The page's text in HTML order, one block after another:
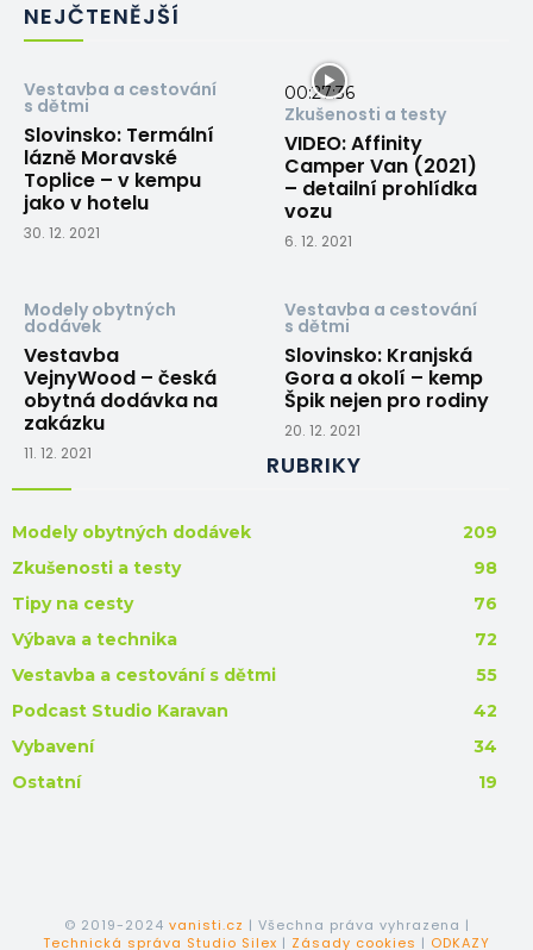
NEJČTENĚJŠÍ
Vestavba a cestování
s dětmi
Slovinsko: Termální
lázně Moravské
Toplice – v kempu
jako v hotelu
30. 12. 2021
00:27:36
Zkušenosti a testy
VIDEO: Affinity
Camper Van (2021)
– detailní prohlídka
vozu
6. 12. 2021
Modely obytných
dodávek
Vestavba
VejnyWood – česká
obytná dodávka na
zakázku
11. 12. 2021
Vestavba a cestování
s dětmi
Slovinsko: Kranjská
Gora a okolí – kemp
Špik nejen pro rodiny
20. 12. 2021
RUBRIKY
Modely obytných dodávek
209
Zkušenosti a testy
98
Tipy na cesty
76
Výbava a technika
72
Vestavba a cestování s dětmi
55
Podcast Studio Karavan
42
Vybavení
34
Ostatní
19
© 2019-2024 vanisti.cz | Všechna práva vyhrazena |
Technická správa Studio Silex | Zásady cookies | ODKAZY